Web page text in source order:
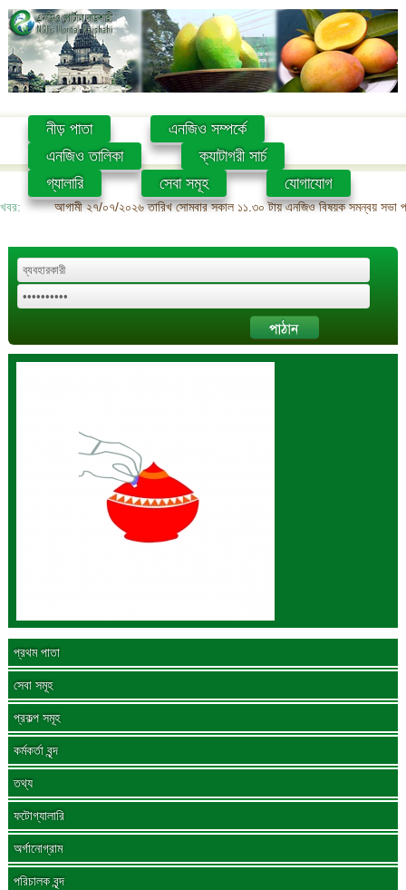
নীড় পাতা
এনজিও সম্পর্কে
এনজিও তালিকা
ক্যাটাগরী সার্চ
গ্যালারি
সেবা সমূহ যোগাযোগ
খবর: আগামী ২৭/০৭/২০২৬ তারিখ সোমবার সকাল ১১.৩০ টায় এনজিও বিষয়ক সমন্বয় সভা
প্রথম পাতা
সেবা সমূহ
প্রকল্প সমূহ
কর্মকর্তা বৃন্দ
তথ্য
ফটোগ্যালারি
অর্গানোগ্রাম
পরিচালক বৃন্দ